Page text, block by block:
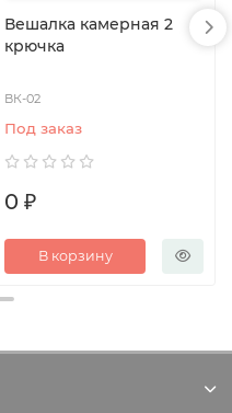
Вешалка камерная 2
крючка
ВК-02
Под заказ
0 ₽
В корзину